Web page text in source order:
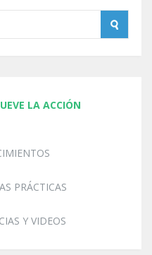
LA ACCIÓN
PRÁCTICAS
Y VIDEOS